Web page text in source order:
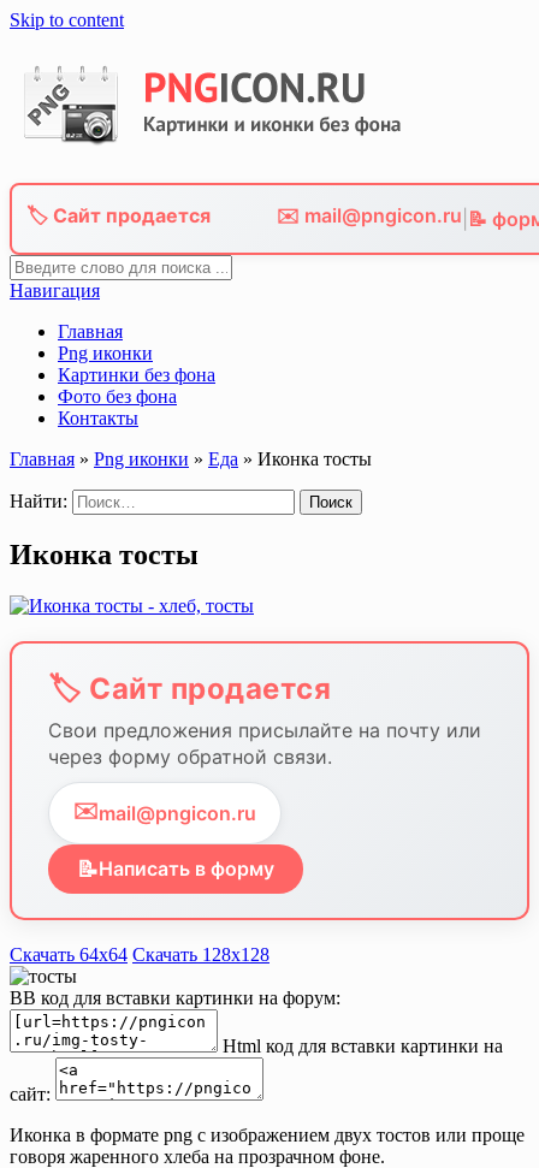
Skip to content
🏷️ Сайт продается ✉️ mail@pngicon.ru 📝
Навигация
Главная
Png иконки
Картинки без фона
Фото без фона
Контакты
Главная » Png иконки » Еда » Иконка тосты
Найти:
Иконка тосты
🏷️ Сайт продается
Свои предложения присылайте на почту или
через форму обратной связи.
✉️mail@pngicon.ru
📝Написать в форму
Скачать 64х64 Скачать 128х128
BB код для вставки картинки на форум:
Html код для вставки картинки на
сайт:
Иконка в формате png с изображением двух тостов или проще
говоря жаренного хлеба на прозрачном фоне.